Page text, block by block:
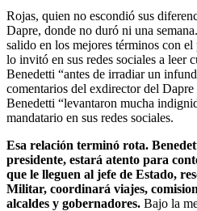
Rojas, quien no escondió sus
Dapre, donde no duró ni una
salido en los mejores términos con
lo invitó en sus redes sociales a leer
Benedetti “antes de irradiar un
comentarios del exdirector del
Benedetti “levantaron mucha
mandatario en sus redes sociales.
Esa relación terminó rota.
presidente, estará atento para
que le lleguen al jefe de Estado,
Militar, coordinará viajes,
alcaldes y gobernadores. Bajo la